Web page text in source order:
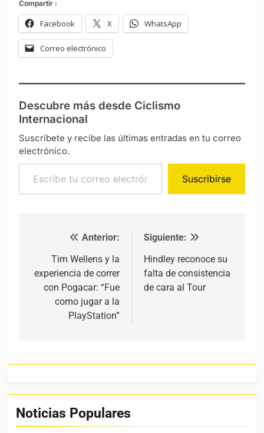
Compartir :
Facebook X WhatsApp
Correo electrónico
Descubre más desde Ciclismo
Internacional
Suscríbete y recibe las últimas entradas en tu correo
electrónico.
Escribe tu correo electrónico…
Suscribirse
Navegación de entradas
Anterior:
Tim Wellens y la
experiencia de correr
con Pogacar: “Fue
como jugar a la
PlayStation”
Siguiente:
Hindley reconoce su
falta de consistencia
de cara al Tour
Noticias Populares